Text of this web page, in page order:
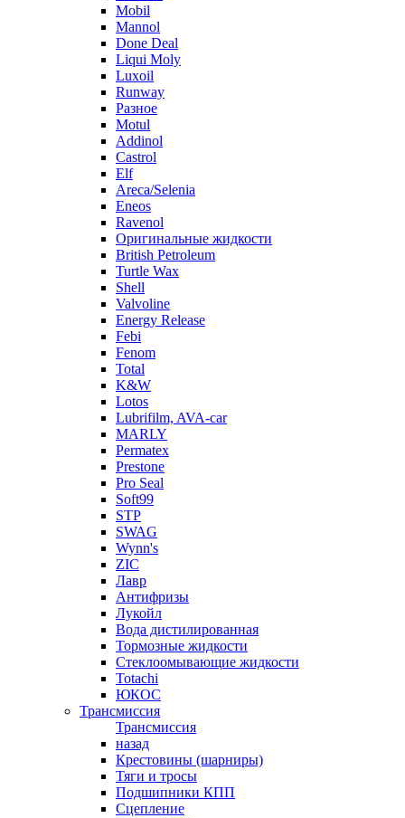
Mobil
Mannol
Done Deal
Liqui Moly
Luxoil
Runway
Разное
Motul
Addinol
Castrol
Elf
Areca/Selenia
Eneos
Ravenol
Оригинальные жидкости
British Petroleum
Turtle Wax
Shell
Valvoline
Energy Release
Febi
Fenom
Total
K&W
Lotos
Lubrifilm, AVA-car
MARLY
Permatex
Prestone
Pro Seal
Soft99
STP
SWAG
Wynn's
ZIC
Лавр
Антифризы
Лукойл
Вода дистилированная
Тормозные жидкости
Стеклоомывающие жидкости
Totachi
ЮКОС
Трансмиссия
Трансмиссия
назад
Крестовины (шарниры)
Тяги и тросы
Подшипники КПП
Сцепление